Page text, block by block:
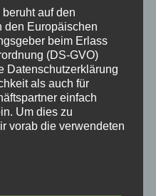
auf den
den Europäischen
beim Erlass
(DS-GVO)
Datenschutzerklärung
als auch für
einfach
Um dies zu
vorab die verwendeten